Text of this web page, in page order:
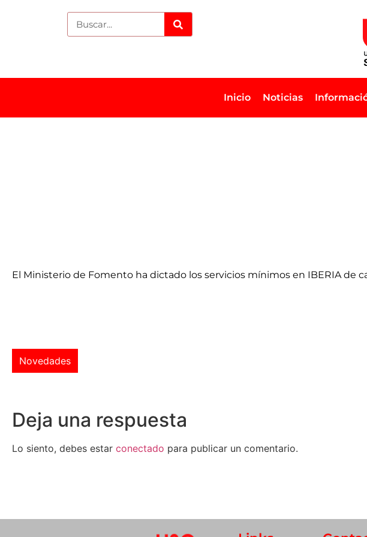
Inicio Noticias
El Ministerio de Fomento ha dictado los servicios mínimos en IBERIA de
Novedades
Deja una respuesta
Lo siento, debes estar conectado para publicar un comentario.